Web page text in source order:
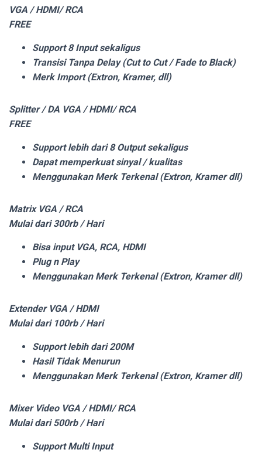
VGA / HDMI/ RCA
FREE
Support 8 Input sekaligus
Transisi Tanpa Delay (Cut to Cut / Fade to Black)
Merk Import (Extron, Kramer, dll)
Splitter / DA VGA / HDMI/ RCA
FREE
Support lebih dari 8 Output sekaligus
Dapat memperkuat sinyal / kualitas
Menggunakan Merk Terkenal (Extron, Kramer dll)
Matrix VGA / RCA
Mulai dari 300rb / Hari
Bisa input VGA, RCA, HDMI
Plug n Play
Menggunakan Merk Terkenal (Extron, Kramer dll)
Extender VGA / HDMI
Mulai dari 100rb / Hari
Support lebih dari 200M
Hasil Tidak Menurun
Menggunakan Merk Terkenal (Extron, Kramer dll)
Mixer Video VGA / HDMI/ RCA
Mulai dari 500rb / Hari
Support Multi Input